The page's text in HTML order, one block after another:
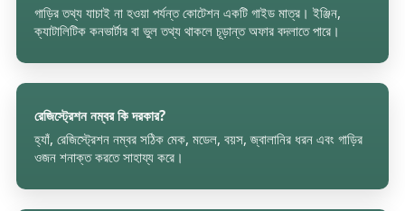
গাড়ির তথ্য যাচাই না হওয়া পর্যন্ত কোটেশন একটি গাইড মাত্র। ইঞ্জিন,
ক্যাটালিটিক কনভার্টার বা ভুল তথ্য থাকলে চূড়ান্ত অফার বদলাতে পারে।
রেজিস্ট্রেশন নম্বর কি দরকার?
হ্যাঁ, রেজিস্ট্রেশন নম্বর সঠিক মেক, মডেল, বয়স, জ্বালানির ধরন এবং গাড়ির
ওজন শনাক্ত করতে সাহায্য করে।